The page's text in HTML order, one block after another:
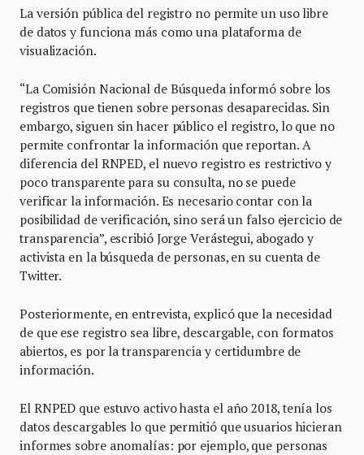
La versión pública del registro no permite un uso libre
de datos y funciona más como una plataforma de
visualización.
“La Comisión Nacional de Búsqueda informó sobre los
registros que tienen sobre personas desaparecidas. Sin
embargo, siguen sin hacer público el registro, lo que no
permite confrontar la información que reportan. A
diferencia del RNPED, el nuevo registro es restrictivo y
poco transparente para su consulta, no se puede
verificar la información. Es necesario contar con la
posibilidad de verificación, sino será un falso ejercicio de
transparencia”, escribió Jorge Verástegui, abogado y
activista en la búsqueda de personas, en su cuenta de
Twitter.
Posteriormente, en entrevista, explicó que la necesidad
de que ese registro sea libre, descargable, con formatos
abiertos, es por la transparencia y certidumbre de
información.
El RNPED que estuvo activo hasta el año 2018, tenía los
datos descargables lo que permitió que usuarios hicieran
informes sobre anomalías: por ejemplo, que personas